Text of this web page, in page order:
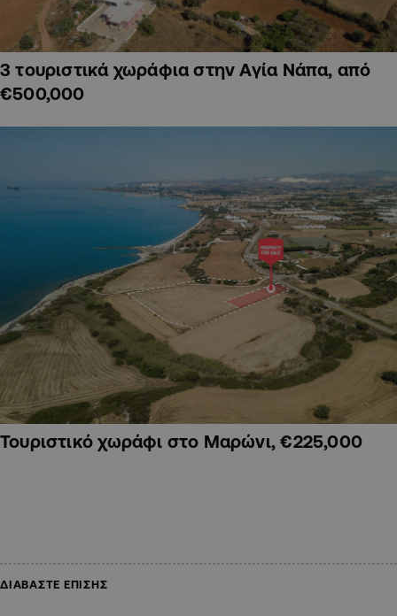
3 τουριστικά χωράφια στην Αγία Νάπα, από
€500,000
Τουριστικό χωράφι στο Μαρώνι, €225,000
ΔΙΑΒΑΣΤΕ ΕΠΙΣΗΣ